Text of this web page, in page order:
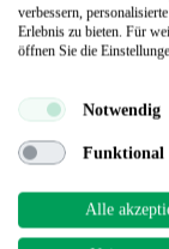
Terrassendielen
verbessern,
Erlebnis zu bieten. Für
öffnen Sie die
Notwendig
Funktional
Alle